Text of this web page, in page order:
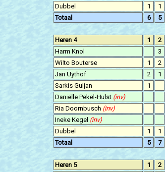
Dubbel
1 1
Totaal
6 5
Heren 4 1 2
Harm Knol
3
Wilto Bouterse
1 2
Jan Uythof
2 1
Sarkis Guljan
1
Daniëlle Pekel-Hulst (inv)
Ria Doornbusch (inv)
Ineke Kegel (inv)
Dubbel
1 1
Totaal
5 7
Heren 5 1 2